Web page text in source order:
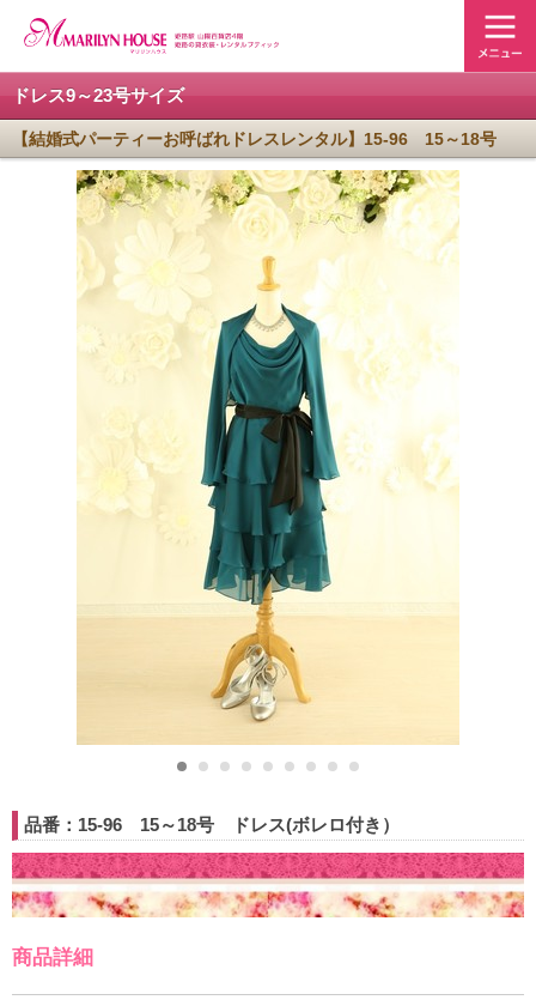
ドレス9～23号サイズ
【結婚式パーティーお呼ばれドレスレンタル】15-96 15～18号
品番：15-96 15～18号 ドレス(ボレロ付き）
商品詳細